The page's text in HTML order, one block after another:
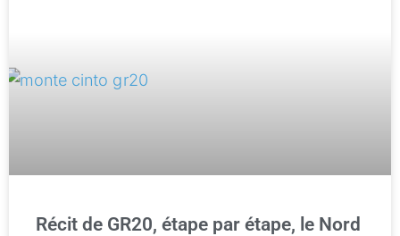
Récit de GR20, étape par étape, le Nord